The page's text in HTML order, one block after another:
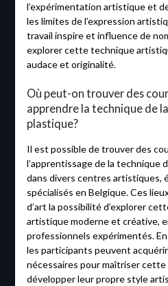
l’expérimentation artistique et
les limites de l’expression
travail inspire et influence de
explorer cette technique
audace et originalité.
Où peut-on trouver des
apprendre la technique de
plastique?
Il est possible de trouver des
l’apprentissage de la technique
dans divers centres artistiques,
spécialisés en Belgique. Ces
d’art la possibilité d’explorer
artistique moderne et créative,
professionnels expérimentés.
les participants peuvent
nécessaires pour maîtriser
développer leur propre style